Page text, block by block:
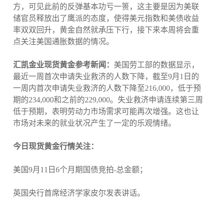
方，可见此前的反弹基本功亏一篑，这主要是因为美联
储官员释放出了鹰派的态度，使得美元指数和美债收益
率双双回升，黄金自然就承压下行，接下来本周将会重
点关注美国通胀数据的情况。
汇凯金业现货黄金参考新闻： 美国劳工部的数据显示，
最近一周首次申请失业救济的人数下降，截至9月1日的
一周内首次申请失业救济的人数下降至216,000，低于预
期的234,000和之前的229,000。失业救济申请连续第三周
低于预期，表明劳动力市场需求可能再次增强。这也让
市场对未来的就业状况产生了一定的乐观情绪。
今日现货黄金行情关注：
美国9月11日6个月期国债竞拍-总金额；
英国央行首席经济学家皮尔发表讲话。